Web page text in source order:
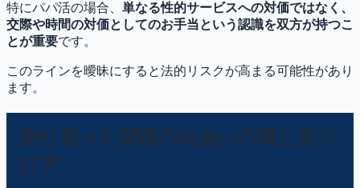
特にパパ活の場合、 単なる性的サービスへの対価ではなく、
交際や時間の対価としてのお手当という認識を双方が持つこ
とが重要です。
このラインを曖昧にすると法的リスクが高まる可能性があり
ます。
割り切った関係の出会いの場と見つ
け方